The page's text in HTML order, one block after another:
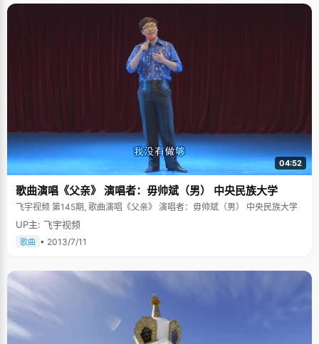
04:52
歌曲演唱《父亲》 演唱者：毋帅斌（男） 中央民族大学
飞宇视频 第145期, 歌曲演唱《父亲》 演唱者：毋帅斌（男） 中央民族大学
UP主: 飞宇视频
歌曲 • 2013/7/11